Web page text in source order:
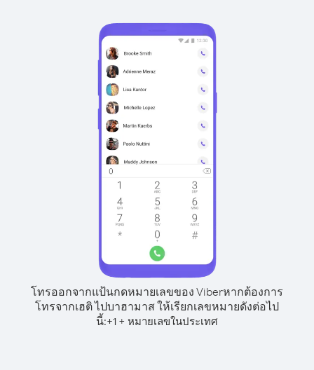
โทรออกจากแป้นกดหมายเลขของ Viberหากต้องการ
โทรจากเฮติ ไปบาฮามาส ให้เรียกเลขหมายดังต่อไป
นี้:+1 + หมายเลขในประเทศ